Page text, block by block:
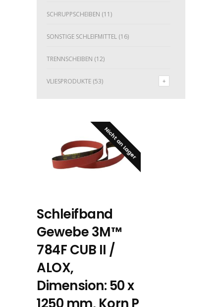
SCHRUPPSCHEIBEN (11)
SONSTIGE SCHLEIFMITTEL (16)
TRENNSCHEIBEN (12)
VLIESPRODUKTE (53)
Nicht an Lager
Schleifband
Gewebe 3M™
784F CUB II /
ALOX,
Dimension: 50 x